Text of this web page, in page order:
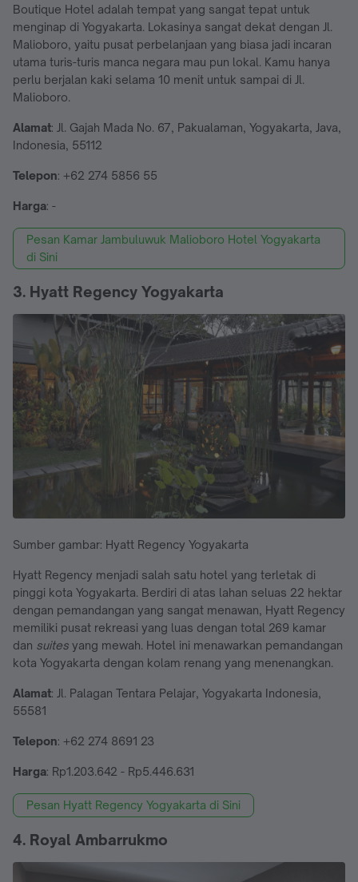
Boutique Hotel adalah tempat yang sangat tepat untuk
menginap di Yogyakarta. Lokasinya sangat dekat dengan Jl.
Malioboro, yaitu pusat perbelanjaan yang biasa jadi incaran
utama turis-turis manca negara mau pun lokal. Kamu hanya
perlu berjalan kaki selama 10 menit untuk sampai di Jl.
Malioboro.
Alamat: Jl. Gajah Mada No. 67, Pakualaman, Yogyakarta, Java,
Indonesia, 55112
Telepon: +62 274 5856 55
Harga: -
Pesan Kamar Jambuluwuk Malioboro Hotel Yogyakarta
di Sini
3. Hyatt Regency Yogyakarta
Sumber gambar: Hyatt Regency Yogyakarta
Hyatt Regency menjadi salah satu hotel yang terletak di
pinggi kota Yogyakarta. Berdiri di atas lahan seluas 22 hektar
dengan pemandangan yang sangat menawan, Hyatt Regency
memiliki pusat rekreasi yang luas dengan total 269 kamar
dan suites yang mewah. Hotel ini menawarkan pemandangan
kota Yogyakarta dengan kolam renang yang menenangkan.
Alamat: Jl. Palagan Tentara Pelajar, Yogyakarta Indonesia,
55581
Telepon: +62 274 8691 23
Harga: Rp1.203.642 - Rp5.446.631
Pesan Hyatt Regency Yogyakarta di Sini
4. Royal Ambarrukmo